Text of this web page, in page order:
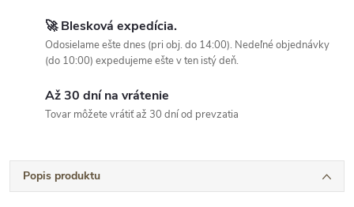
🚀 Blesková expedícia.
Odosielame ešte dnes (pri obj. do 14:00). Nedeľné objednávky
(do 10:00) expedujeme ešte v ten istý deň.
Až 30 dní na vrátenie
Tovar môžete vrátiť až 30 dní od prevzatia
Popis produktu